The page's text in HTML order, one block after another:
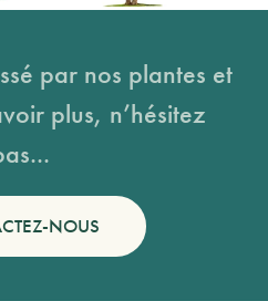
par nos plantes et
plus, n’hésitez
NOUS